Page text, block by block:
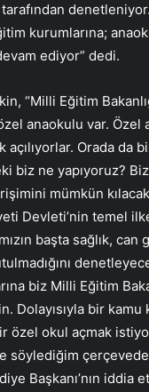
tarafından
kurumlarına;
ediyor” dedi.
“Milli Eğitim
anaokulu var. Özel
açılıyorlar. Orada da
biz ne yapıyoruz?
mümkün
Devleti’nin temel
başta sağlık,
biz Milli Eğitim
Dolayısıyla bir
özel okul açmak
söylediğim
Başkanı’nın